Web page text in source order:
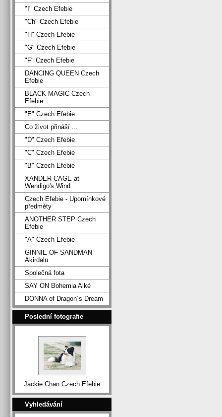
"I" Czech Efebie
"Ch" Czech Efebie
"H" Czech Efebie
"G" Czech Efebie
"F" Czech Efebie
DANCING QUEEN Czech
Efebie
BLACK MAGIC Czech
Efebie
"E" Czech Efebie
Co život přináší ...
"D" Czech Efebie
"C" Czech Efebie
"B" Czech Efebie
XANDER CAGE at
Wendigo's Wind
Czech Efebie - Upomínkové
předměty
ANOTHER STEP Czech
Efebie
"A" Czech Efebie
GINNIE OF SANDMAN
Akirdalu
Společná fota
SAY ON Bohemia Alké
DONNA of Dragon´s Dream
Poslední fotografie
Jackie Chan Czech Efebie
Vyhledávání